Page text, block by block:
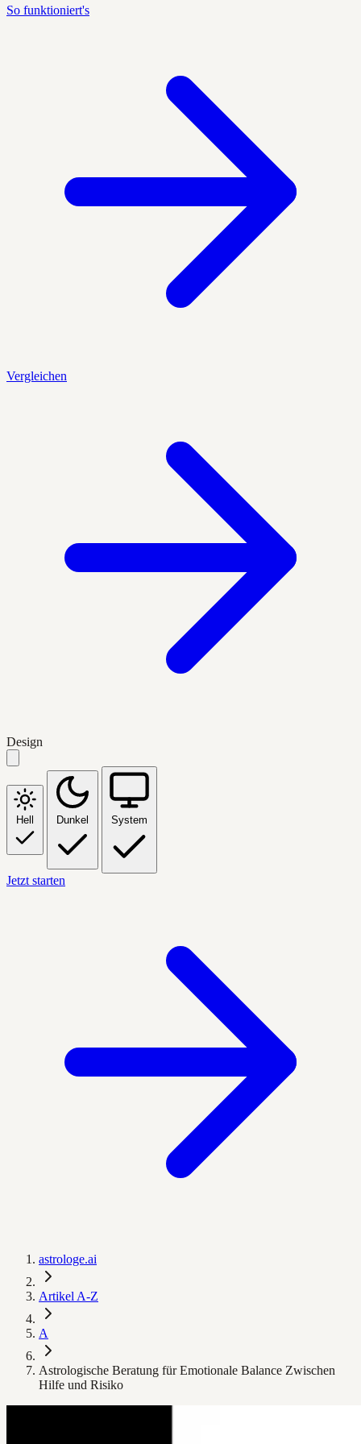
So funktioniert's
Vergleichen
Design
Hell Dunkel System
Jetzt starten
astrologe.ai
Artikel A-Z
A
Astrologische Beratung für Emotionale Balance Zwischen
Hilfe und Risiko